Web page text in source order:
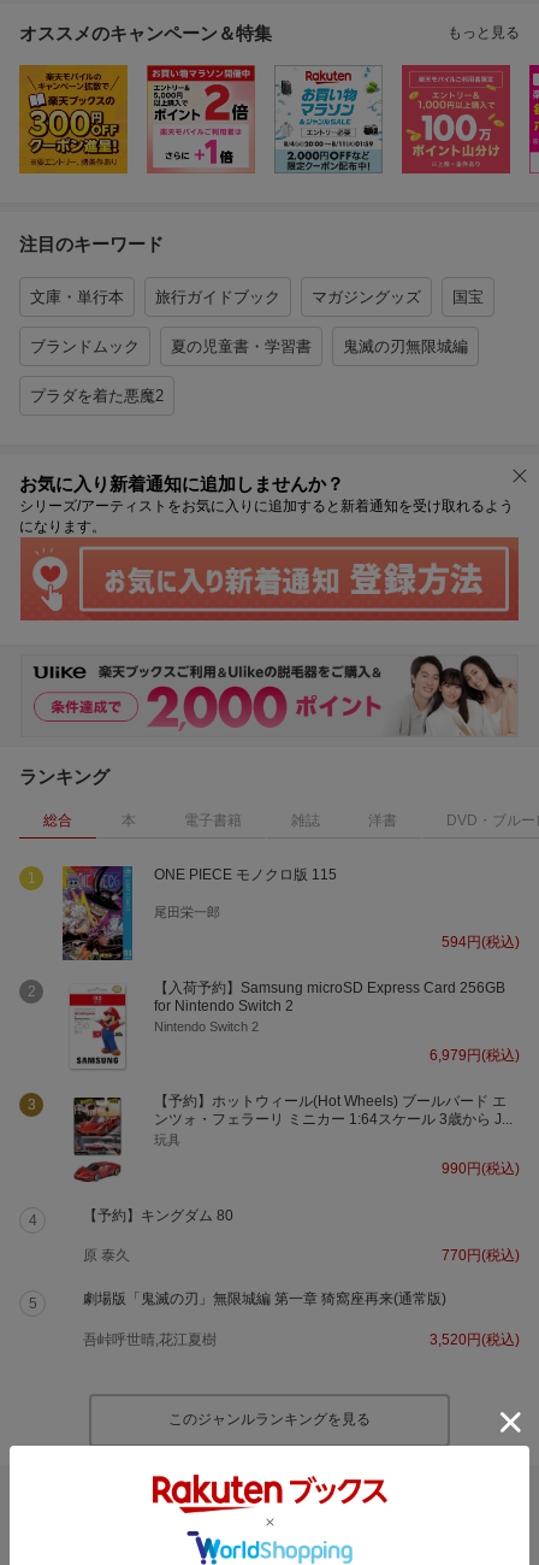
オススメのキャンペーン＆特集 もっと見る
注目のキーワード
文庫・単行本 旅行ガイドブック マガジングッズ 国宝
ブランドムック 夏の児童書・学習書 鬼滅の刃無限城編
プラダを着た悪魔2
お気に入り新着通知に追加しませんか？
シリーズ/アーティストをお気に入りに追加すると新着通知を受け取れるよう
になります。
ランキング
総合 本 電子書籍 雑誌 洋書 DVD・ブルー
1 ONE PIECE モノクロ版 115
尾田栄一郎
594円(税込)
2
【入荷予約】Samsung microSD Express Card 256GB
for Nintendo Switch 2
Nintendo Switch 2
6,979円(税込)
3
【予約】ホットウィール(Hot Wheels) ブールバード エ
ンツォ・フェラーリ ミニカー 1:64スケール 3歳から J...
玩具
990円(税込)
4 【予約】キングダム 80
原 泰久 770円(税込)
5 劇場版「鬼滅の刃」無限城編 第一章 猗窩座再来(通常版)
吾峠呼世晴,花江夏樹 3,520円(税込)
このジャンルランキングを見る